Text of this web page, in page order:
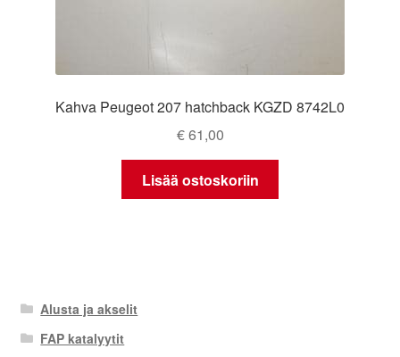
Kahva Peugeot 207 hatchback KGZD 8742L0
€61,00
Lisää ostoskoriin
Alusta ja akselit
FAP katalyytit